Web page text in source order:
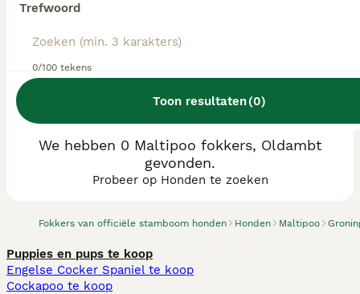
Trefwoord
0/100 tekens
Toon resultaten(0)
Fokkers van officiële stamboom honden Honden Maltipoo
We hebben 0 Maltipoo fokkers, Oldambt
gevonden.
Probeer op Honden te zoeken
Puppies en pups te koop
Engelse Cocker Spaniel te koop
Cockapoo te koop